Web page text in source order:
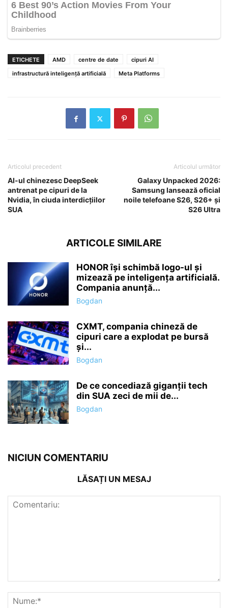
ETICHETE AMD centre de date
cipuri AI
infrastructură inteligență artificială
Meta Platforms
Articolul precedent
AI-ul chinezesc DeepSeek
antrenat pe cipuri de la
Nvidia, în ciuda interdicțiilor
SUA
Articolul următor
Galaxy Unpacked 2026:
Samsung lansează oficial
noile telefoane S26, S26+ și
S26 Ultra
ARTICOLE SIMILARE
HONOR își schimbă logo-ul și
mizează pe inteligența artificială.
Compania anunță...
Bogdan
CXMT, compania chineză de
cipuri care a explodat pe bursă
și...
Bogdan
De ce concediază giganții tech
din SUA zeci de mii de...
Bogdan
NICIUN COMENTARIU
LĂSAȚI UN MESAJ